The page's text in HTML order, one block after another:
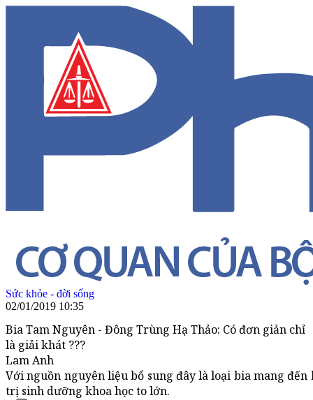
Sức khỏe - đời sống
02/01/2019 10:35
Bia Tam Nguyên - Đông Trùng Hạ Thảo: Có đơn giản chỉ
là giải khát ???
Lam Anh
Với nguồn nguyên liệu bổ sung đây là loại bia mang
trị sinh dưỡng khoa học to lớn.